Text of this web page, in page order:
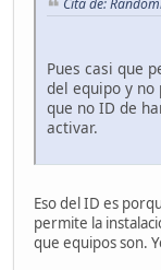
Cita de:
Pues casi que
del equipo y no
que no ID de
activar.
Eso del ID es
permite la
que equipos son.